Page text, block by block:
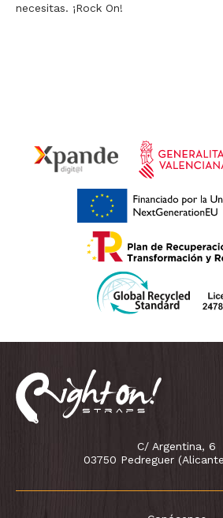
necesitas. ¡Rock On!
C/ Argentina, 6
03750 Pedreguer